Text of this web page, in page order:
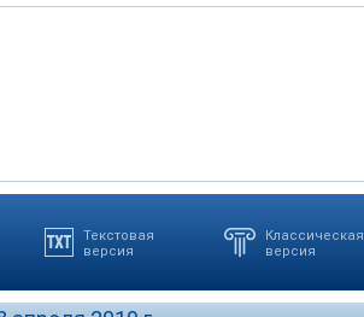
Текстовая
версия
Классическая
версия